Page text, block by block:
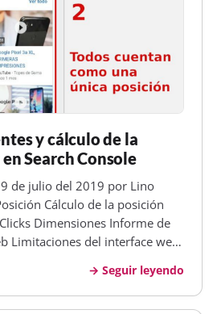
y cálculo de la
Search Console
de julio del 2019 por Lino
Cálculo de la posición
Dimensiones Informe de
Limitaciones del interface web
Console , aunque su nombre
Sitema…
Seguir leyendo